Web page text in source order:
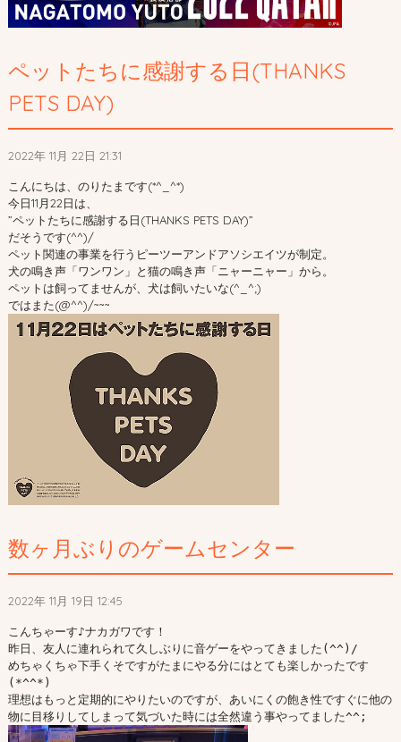
ペットたちに感謝する日(THANKS
PETS DAY)
2022年 11月 22日 21:31
こんにちは、のりたまです(*^_^*)
今日11月22日は、
”ペットたちに感謝する日(THANKS PETS DAY)”
だそうです(^^)/
ペット関連の事業を行うピーツーアンドアソシエイツが制定。
犬の鳴き声「ワンワン」と猫の鳴き声「ニャーニャー」から。
ペットは飼ってませんが、犬は飼いたいな(^_^;)
ではまた(@^^)/~~~
数ヶ月ぶりのゲームセンター
2022年 11月 19日 12:45
こんちゃーす♪ナカガワです！
昨日、友人に連れられて久しぶりに音ゲーをやってきました(^^)/
めちゃくちゃ下手くそですがたまにやる分にはとても楽しかったです
(*^^*)
理想はもっと定期的にやりたいのですが、あいにくの飽き性ですぐに他の